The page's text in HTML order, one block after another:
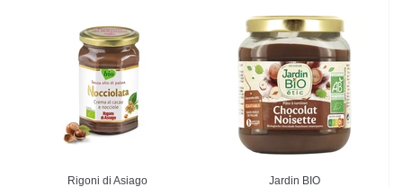
Rigoni di Asiago Jardin BIO